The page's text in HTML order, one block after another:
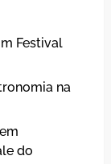
Festival
na
do